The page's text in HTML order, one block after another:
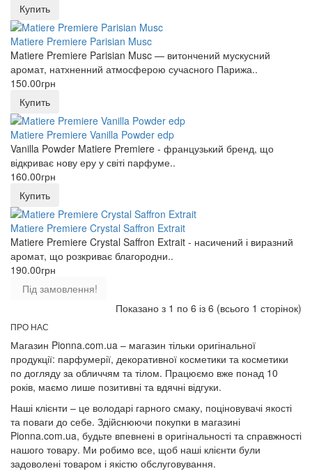
Купить
Matiere Premiere Parisian Musc
Matiere Premiere Parisian Musc — витончений мускусний
аромат, натхненний атмосферою сучасного Парижа..
150.00грн
Купить
Matiere Premiere Vanilla Powder edp
Vanilla Powder Matiere Premiere - французький бренд, що
відкриває нову еру у світі парфуме..
160.00грн
Купить
Matiere Premiere Crystal Saffron Extrait
Matiere Premiere Crystal Saffron Extrait - насичений і виразний
аромат, що розкриває благородни..
190.00грн
Під замовлення!
Показано з 1 по 6 із 6 (всього 1 сторінок)
ПРО НАС
Магазин Pionna.com.ua – магазин тільки оригінальної
продукції: парфумерії, декоративної косметики та косметики
по догляду за обличчям та тілом. Працюємо вже понад 10
років, маємо лише позитивні та вдячні відгуки.
Наші клієнти – це володарі гарного смаку, поціновувачі якості
та поваги до себе. Здійснюючи покупки в магазині
Pionna.com.ua, будьте впевнені в оригінальності та справжності
нашого товару. Ми робимо все, щоб наші клієнти були
задоволені товаром і якістю обслуговування.